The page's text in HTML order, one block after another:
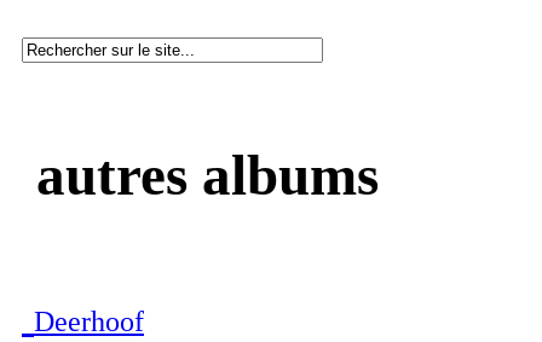
autres albums
Deerhoof